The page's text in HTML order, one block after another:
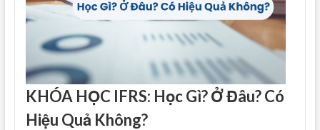
KHÓA HỌC IFRS: Học Gì? Ở Đâu? Có
Hiệu Quả Không?